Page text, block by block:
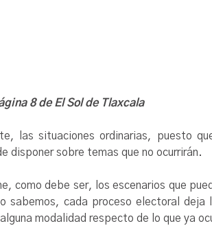
8 de El Sol de Tlaxcala
las situaciones ordinarias, puesto
disponer sobre temas que no ocurrirán.
como debe ser, los escenarios que
cada proceso electoral deja
modalidad respecto de lo que ya